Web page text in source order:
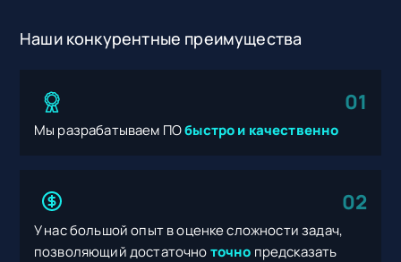
Наши конкурентные преимущества
01
Мы разрабатываем ПОбыстро и качественно
02
У нас большой опыт в оценке сложности задач,
позволяющий достаточноточно предсказать